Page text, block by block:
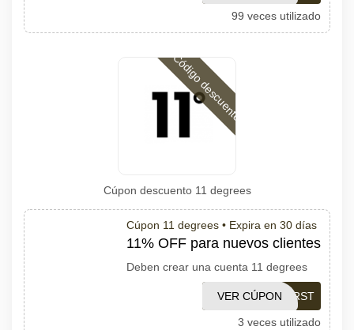
99 veces utilizado
Código descuento
Cúpon descuento 11 degrees
Cúpon 11 degrees • Expira en 30 días
11% OFF para nuevos clientes
Deben crear una cuenta 11 degrees
FIRST
VER CÚPON
3 veces utilizado